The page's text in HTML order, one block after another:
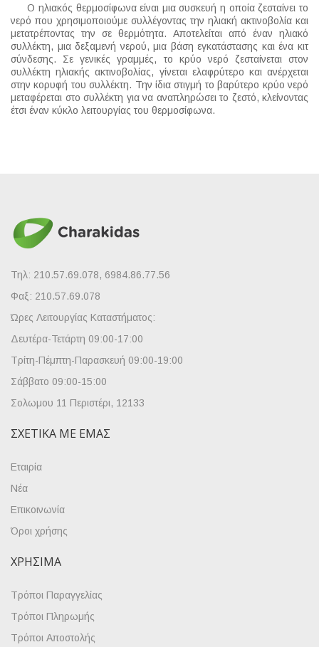
Ο ηλιακός θερμοσίφωνα είναι μια συσκευή η οποία ζεσταίνει το
νερό που χρησιμοποιούμε συλλέγοντας την ηλιακή ακτινοβολία και
μετατρέποντας την σε θερμότητα. Αποτελείται από έναν ηλιακό
συλλέκτη, μια δεξαμενή νερού, μια βάση εγκατάστασης και ένα κιτ
σύνδεσης. Σε γενικές γραμμές, το κρύο νερό ζεσταίνεται στον
συλλέκτη ηλιακής ακτινοβολίας, γίνεται ελαφρύτερο και ανέρχεται
στην κορυφή του συλλέκτη. Την ίδια στιγμή το βαρύτερο κρύο νερό
μεταφέρεται στο συλλέκτη για να αναπληρώσει το ζεστό, κλείνοντας
έτσι έναν κύκλο λειτουργίας του θερμοσίφωνα.
Τηλ: 210.57.69.078, 6984.86.77.56
Φαξ: 210.57.69.078
Ώρες Λειτουργίας Καταστήματος:
Δευτέρα-Τετάρτη 09:00-17:00
Τρίτη-Πέμπτη-Παρασκευή 09:00-19:00
Σάββατο 09:00-15:00
Σολωμου 11 Περιστέρι, 12133
ΣΧΕΤΙΚΆ ΜΕ ΕΜΆΣ
Εταιρία
Νέα
Επικοινωνία
Όροι χρήσης
ΧΡΉΣΙΜΑ
Τρόποι Παραγγελίας
Τρόποι Πληρωμής
Τρόποι Αποστολής